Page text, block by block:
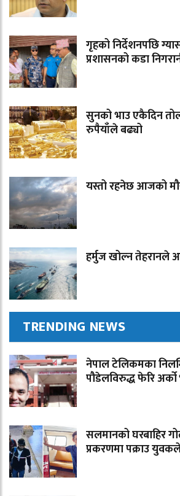
गृहको निर्देशनपछि
प्रशासनको कडा
सुनको भाउ एकैदिन
रुपैयाँले बढ्यो
यस्तो रहनेछ आजको
हर्मुज खोल्न तेहरानले
TRENDING NEWS
नेपाल टेलिकमका
पौडेलविरुद्ध फेरि अर्को
सलमानको घरबाहिर
प्रकरणमा पक्राउ